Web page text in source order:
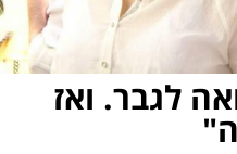
לגבר. ואז